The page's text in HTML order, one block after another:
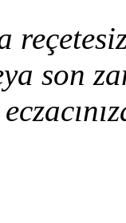
son